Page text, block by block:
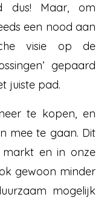
dus! Maar, om
een nood aan
visie op de
gepaard
juiste pad.
te kopen, en
mee te gaan. Dit
en in onze
gewoon minder
mogelijk